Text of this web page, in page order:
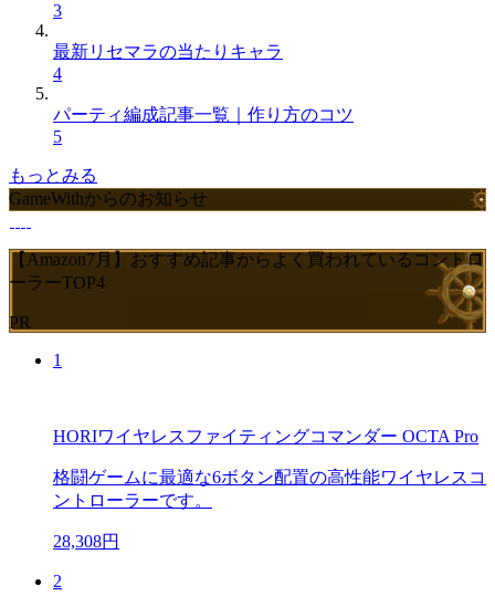
3
最新リセマラの当たりキャラ
4
パーティ編成記事一覧｜作り方のコツ
5
もっとみる
GameWithからのお知らせ
【Amazon7月】おすすめ記事からよく買われているコントロ
ーラーTOP4
PR
1
HORIワイヤレスファイティングコマンダー OCTA Pro
格闘ゲームに最適な6ボタン配置の高性能ワイヤレスコ
ントローラーです。
28,308円
2